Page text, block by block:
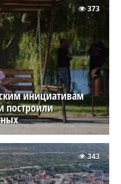
инициативам
построили
373
343